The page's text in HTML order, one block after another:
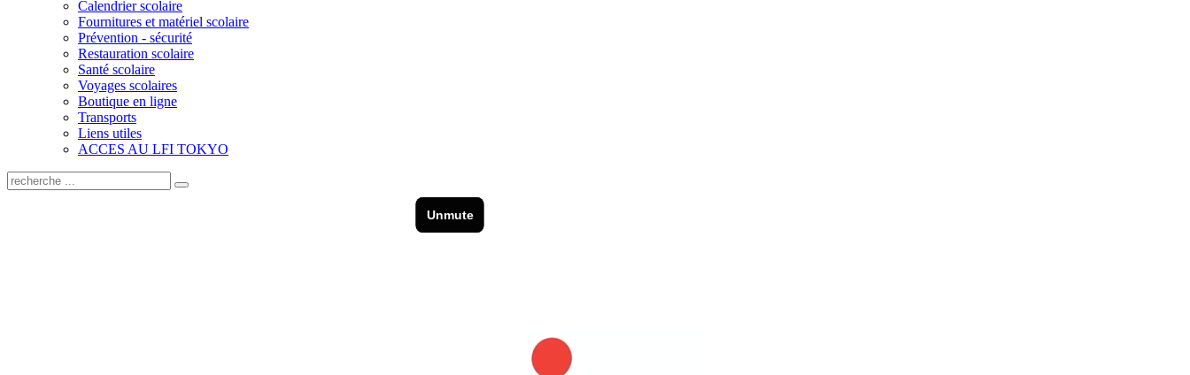
Calendrier scolaire
Fournitures et matériel scolaire
Prévention - sécurité
Restauration scolaire
Santé scolaire
Voyages scolaires
Boutique en ligne
Transports
Liens utiles
ACCES AU LFI TOKYO